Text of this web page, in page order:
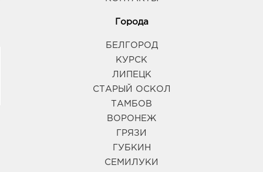
Города
БЕЛГОРОД
КУРСК
ЛИПЕЦК
СТАРЫЙ ОСКОЛ
ТАМБОВ
ВОРОНЕЖ
ГРЯЗИ
ГУБКИН
СЕМИЛУКИ